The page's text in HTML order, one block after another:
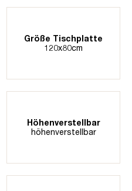
Größe Tischplatte
120x80cm
Höhenverstellbar
höhenverstellbar